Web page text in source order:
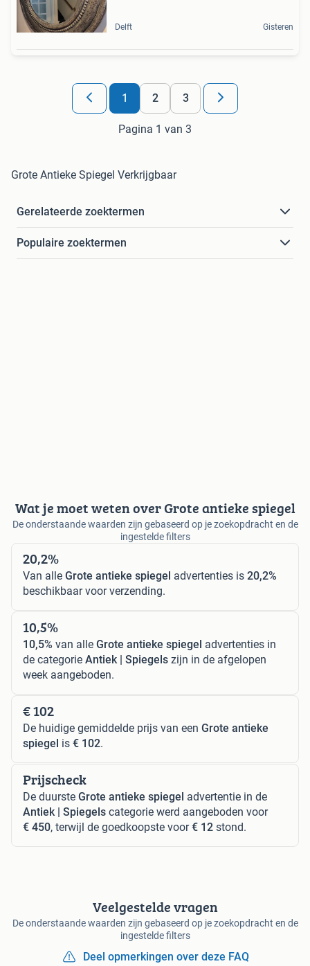
Delft Gisteren
1 2 3
Pagina 1 van 3
Grote Antieke Spiegel Verkrijgbaar
Gerelateerde zoektermen
Populaire zoektermen
Wat je moet weten over Grote antieke spiegel
De onderstaande waarden zijn gebaseerd op je zoekopdracht en de
ingestelde filters
20,2%
Van alle Grote antieke spiegel advertenties is 20,2%
beschikbaar voor verzending.
10,5%
10,5% van alle Grote antieke spiegel advertenties in
de categorie Antiek | Spiegels zijn in de afgelopen
week aangeboden.
€ 102
De huidige gemiddelde prijs van een Grote antieke
spiegel is € 102.
Prijscheck
De duurste Grote antieke spiegel advertentie in de
Antiek | Spiegels categorie werd aangeboden voor
€ 450, terwijl de goedkoopste voor€ 12 stond.
Veelgestelde vragen
De onderstaande waarden zijn gebaseerd op je zoekopdracht en de
ingestelde filters
Deel opmerkingen over deze FAQ